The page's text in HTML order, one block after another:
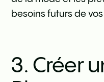
besoins futurs de
3. Créer